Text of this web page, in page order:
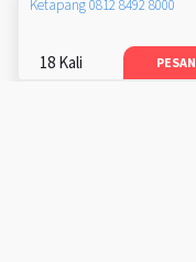
Ketapang 0812 8492 8000
18 Kali PESAN